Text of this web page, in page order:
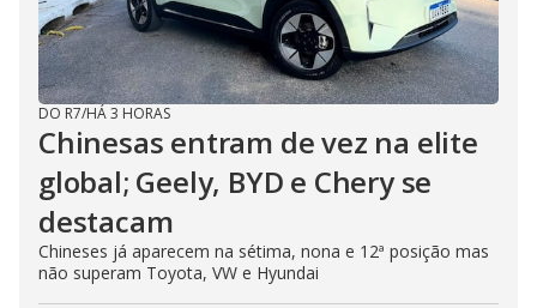
DO R7/HÁ 3 HORAS
Chinesas entram de vez na elite
global; Geely, BYD e Chery se
destacam
Chineses já aparecem na sétima, nona e 12ª posição mas
não superam Toyota, VW e Hyundai